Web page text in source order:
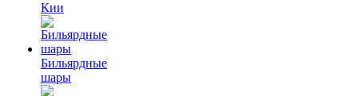
Кии
Бильярдные
шары